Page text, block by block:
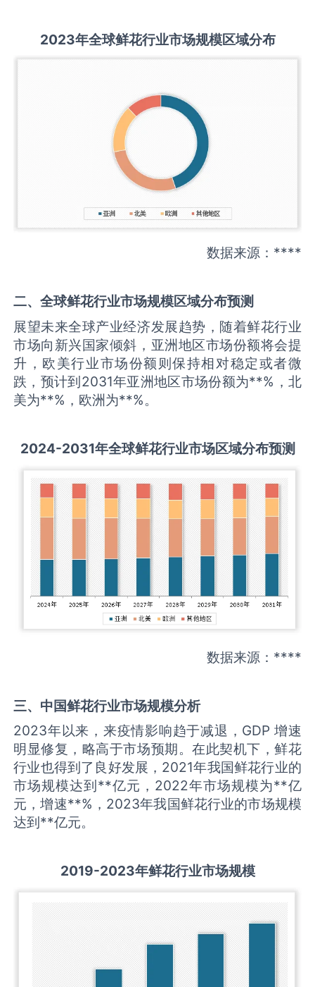
2023年全球鲜花行业市场规模区域分布
数据来源：****
二、全球鲜花行业市场规模区域分布预测
展望未来全球产业经济发展趋势，随着鲜花行业
市场向新兴国家倾斜，亚洲地区市场份额将会提
升，欧美行业市场份额则保持相对稳定或者微
跌，预计到2031年亚洲地区市场份额为**%，北
美为**%，欧洲为**%。
2024-2031年全球鲜花行业市场区域分布预测
数据来源：****
三、中国鲜花行业市场规模分析
2023年以来，来疫情影响趋于减退，GDP 增速
明显修复，略高于市场预期。在此契机下，鲜花
行业也得到了良好发展，2021年我国鲜花行业的
市场规模达到**亿元，2022年市场规模为**亿
元，增速**%，2023年我国鲜花行业的市场规模
达到**亿元。
2019-2023年鲜花行业市场规模